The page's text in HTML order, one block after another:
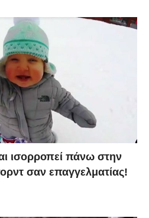
ισορροπεί πάνω στην
σαν επαγγελματίας!